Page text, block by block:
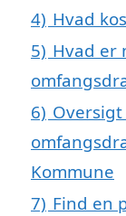
4) Hvad
5) Hvad er
6)
Kommune
7) Find en